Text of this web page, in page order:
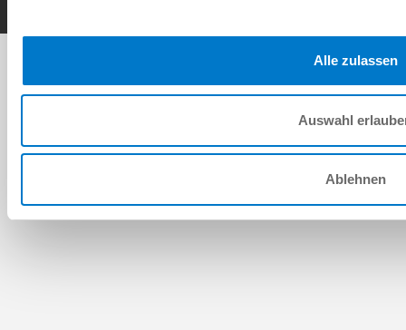
Alle zulassen
Auswahl
Ablehnen